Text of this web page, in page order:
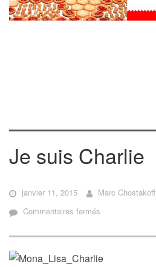
Je suis Charlie
janvier 11, 2015 Marc Chostakoff
Commentaires fermés
suis